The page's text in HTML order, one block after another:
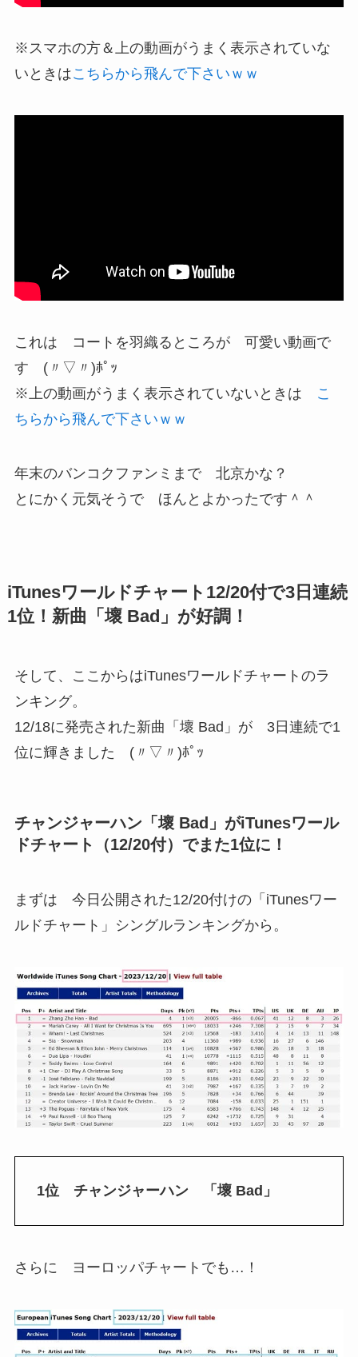
※スマホの方＆上の動画がうまく表示されていな
いときはこちらから飛んで下さいｗｗ
これは コートを羽織るところが 可愛い動画で
す (〃▽〃)ﾎﾟｯ
※上の動画がうまく表示されていないときは
こ
ちらから飛んで下さいｗｗ
年末のバンコクファンミまで 北京かな？
とにかく元気そうで ほんとよかったです＾＾
iTunesワールドチャート12/20付で3日連続
1位！新曲「壞 Bad」が好調！
そして、ここからはiTunesワールドチャートのラ
ンキング。
12/18に発売された新曲「壞 Bad」が 3日連続で1
位に輝きました (〃▽〃)ﾎﾟｯ
チャンジャーハン「壞 Bad」がiTunesワール
ドチャート（12/20付）でまた1位に！
まずは 今日公開された12/20付けの「iTunesワー
ルドチャート」シングルランキングから。
1位 チャンジャーハン 「壞 Bad」
さらに ヨーロッパチャートでも…！